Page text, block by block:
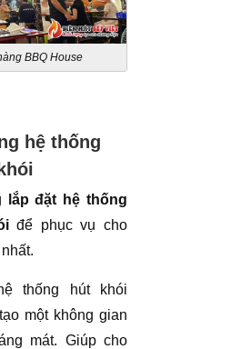
BBQ House
hệ thống
lắp đặt hệ thống
để phục vụ cho
thống hút khói
một không gian
mát. Giúp cho